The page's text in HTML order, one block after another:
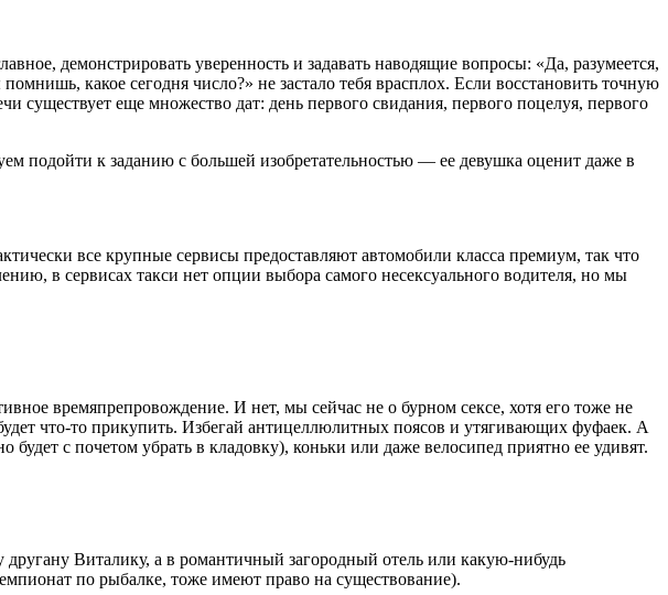
демонстрировать уверенность и задавать наводящие вопросы: «Да, разумеется,
какое сегодня число?» не застало тебя врасплох. Если восстановить точную
существует еще множество дат: день первого свидания, первого поцелуя, первого
подойти к заданию с большей изобретательностью — ее девушка оценит даже в
все крупные сервисы предоставляют автомобили класса премиум, так что
в сервисах такси нет опции выбора самого несексуального водителя, но мы
времяпрепровождение. И нет, мы сейчас не о бурном сексе, хотя его тоже не
что-то прикупить. Избегай антицеллюлитных поясов и утягивающих фуфаек. А
с почетом убрать в кладовку), коньки или даже велосипед приятно ее удивят.
Виталику, а в романтичный загородный отель или какую-нибудь
по рыбалке, тоже имеют право на существование).